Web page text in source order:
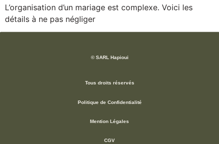
L’organisation d’un mariage est complexe. Voici les
détails à ne pas négliger
© SARL Hapioui
Tous droits réservés
Politique de Confidentialité
Mention Légales
CGV